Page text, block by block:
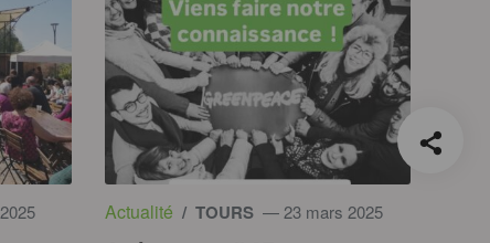
Actualité / TOURS — 23 mars 2025